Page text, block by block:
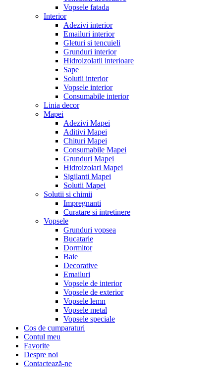
Vopsele fatada
Interior
Adezivi interior
Emailuri interior
Gleturi si tencuieli
Grunduri interior
Hidroizolatii interioare
Sape
Solutii interior
Vopsele interior
Consumabile interior
Linia decor
Mapei
Adezivi Mapei
Aditivi Mapei
Chituri Mapei
Consumabile Mapei
Grunduri Mapei
Hidroizolari Mapei
Sigilanti Mapei
Solutii Mapei
Solutii si chimii
Impregnanti
Curatare si intretinere
Vopsele
Grunduri vopsea
Bucatarie
Dormitor
Baie
Decorative
Emailuri
Vopsele de interior
Vopsele de exterior
Vopsele lemn
Vopsele metal
Vopsele speciale
Cos de cumparaturi
Contul meu
Favorite
Despre noi
Contactează-ne